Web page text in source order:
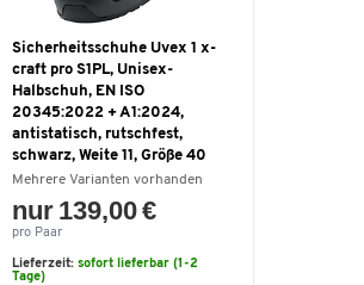
Sicherheitsschuhe Uvex 1 x-
craft pro S1PL, Unisex-
Halbschuh, EN ISO
20345:2022 + A1:2024,
antistatisch, rutschfest,
schwarz, Weite 11, Größe 40
Mehrere Varianten vorhanden
nur 139,00 €
pro Paar
Lieferzeit: sofort lieferbar (1-2
Tage)